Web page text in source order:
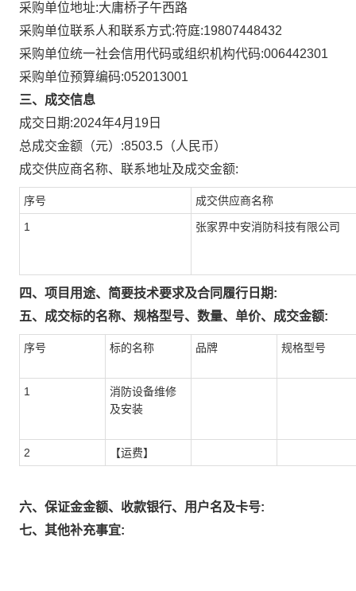
采购单位地址:大庸桥子午西路
采购单位联系人和联系方式:符庭:19807448432
采购单位统一社会信用代码或组织机构代码:006442301
采购单位预算编码:052013001
三、成交信息
成交日期:2024年4月19日
总成交金额（元）:8503.5 （人民币）
成交供应商名称、联系地址及成交金额:
序号 成交供应商名称
1 张家界中安消防科技有限公司
四、项目用途、简要技术要求及合同履行日期:
五、成交标的名称、规格型号、数量、单价、成交金额:
序号 标的名称 品牌 规格型号
1
消防设备维修
及安装
2 【运费】
六、保证金金额、收款银行、用户名及卡号:
七、其他补充事宜: